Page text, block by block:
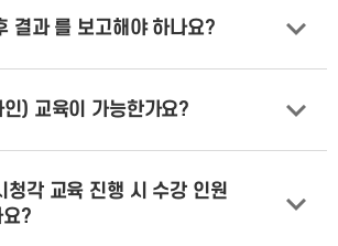
결과 를 보고해야 하나요?
) 교육이 가능한가요?
청각 교육 진행 시 수강 인원
?